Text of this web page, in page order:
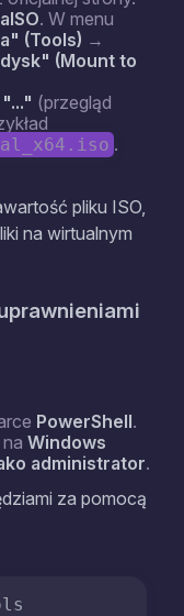
. W menu
(Tools) →
(Mount to
"..." (przegląd
.
pliku ISO,
na wirtualnym
PowerShell.
Windows
administrator.
za pomocą